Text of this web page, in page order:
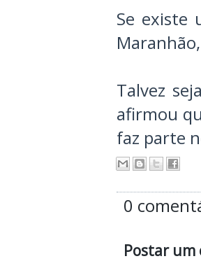
Se existe
Talvez
afirmou
faz parte
0
Postar